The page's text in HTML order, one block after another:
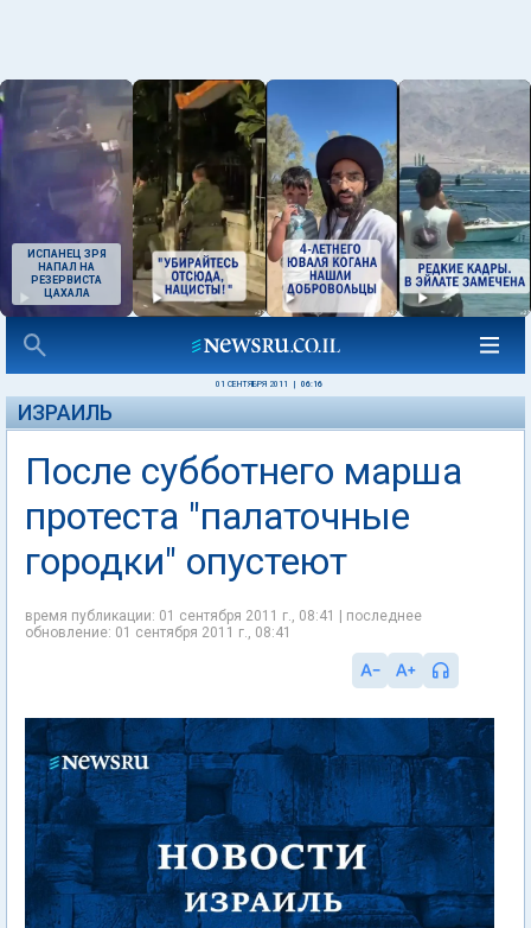
ИСПАНЕЦ ЗРЯ
НАПАЛ НА
РЕЗЕРВИСТА
ЦАХАЛА
01 СЕНТЯБРЯ 2011 06:16
ИЗРАИЛЬ
После субботнего марша
протеста "палаточные
городки" опустеют
время публикации: 01 сентября 2011 г., 08:41 | последнее
обновление: 01 сентября 2011 г., 08:41